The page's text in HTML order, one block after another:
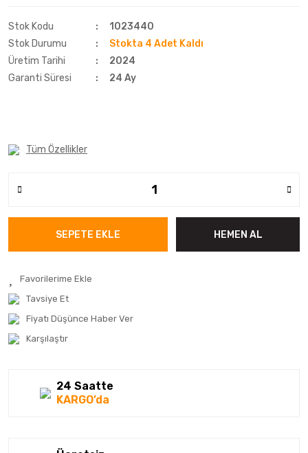
Stok Kodu
1023440
Stok Durumu
Stokta 4 Adet Kaldı
Üretim Tarihi
2024
Garanti Süresi
24 Ay
Tüm Özellikler
SEPETE EKLE HEMEN AL
Tavsiye Et
Fiyatı Düşünce Haber Ver
Karşılaştır
24 Saatte
KARGO’da